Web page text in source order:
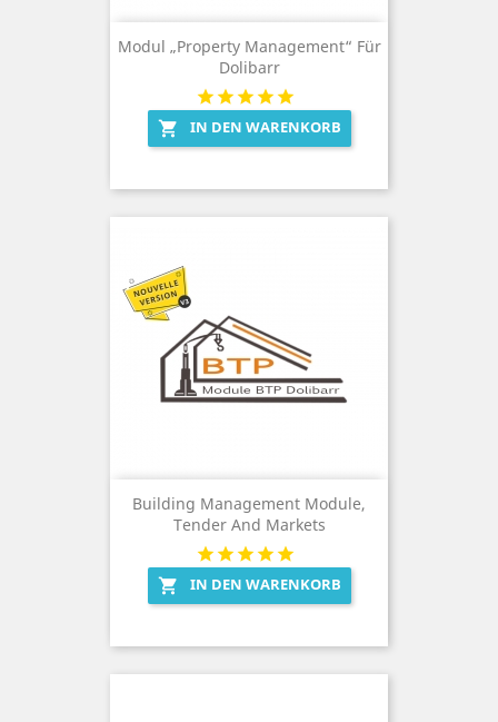
Modul „Property Management“ Für
Dolibarr
 IN DEN WARENKORB
Building Management Module,
Tender And Markets
 IN DEN WARENKORB